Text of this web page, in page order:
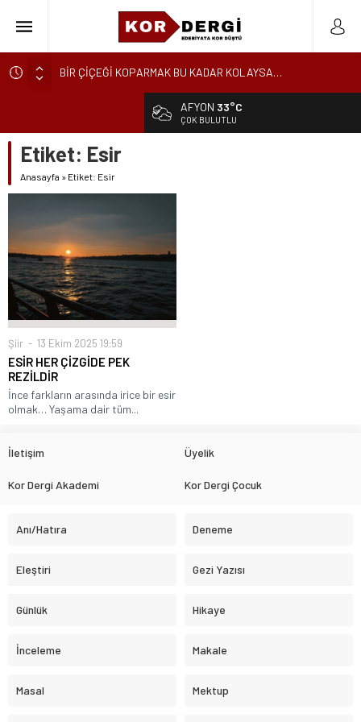
BİR ÇİÇEĞİ KOPARMAK BU KADAR KOLAYSA…
KÜRESEL ENGEREK
YUVANIN TA KENDİSİ
AKİDE ŞEKERİ
KARALAMALAR
SÖZDE KALANLAR
LEYLA, AŞKIN ÖZNESİDİR
YIKILMAYAN GENÇLİK
BAHÇEDEKİ YABANCI
AFYON 33°C
ÇOK BULUTLU
Etiket: Esir
Anasayfa » Etiket: Esir
Şiir 13 Ekim 2025 19:59
ESİR HER ÇİZGİDE PEK
REZİLDİR
İnce farkların arasında irice bir esir
olmak… Yaşama dair tüm...
İletişim Üyelik
Kor Dergi Akademi Kor Dergi Çocuk
Anı/Hatıra Deneme
Eleştiri Gezi Yazısı
Günlük Hikaye
İnceleme Makale
Masal Mektup